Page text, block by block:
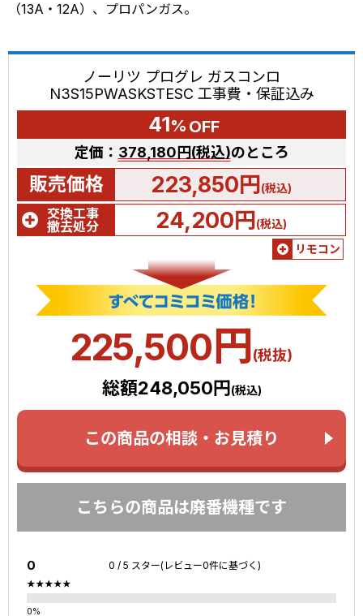
（13A・12A）、プロパンガス。
ノーリツ プログレ ガスコンロ
N3S15PWASKSTESC 工事費・保証込み
41% OFF
定価： 378,180円(税込)のところ
販売価格 223,850円(税込)
交換工事
撤去処分
24,200円(税込)
リモコン
225,500円(税抜)
総額248,050円(税込)
この商品の相談・お見積り
こちらの商品は廃番機種です
0 0 / 5 スター(レビュー0件に基づく)
★★★★★